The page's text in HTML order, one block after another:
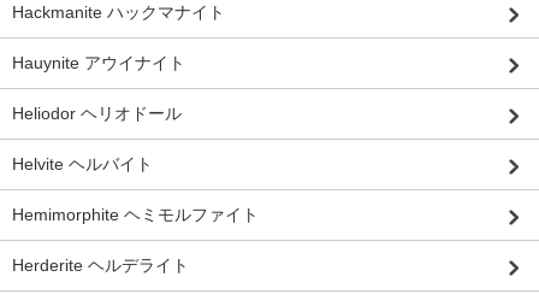
Hackmanite ハックマナイト
Hauynite アウイナイト
Heliodor ヘリオドール
Helvite ヘルバイト
Hemimorphite ヘミモルファイト
Herderite ヘルデライト